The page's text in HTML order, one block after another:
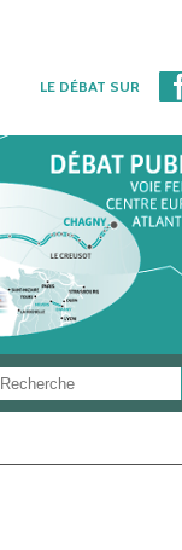
Rechercher
LE DÉBAT SUR